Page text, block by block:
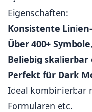
Eigenschaften:
Konsistente
Über 400+ Symbole
Beliebig skalierbar
Perfekt für Dark
Ideal kombinierbar
Formularen etc.